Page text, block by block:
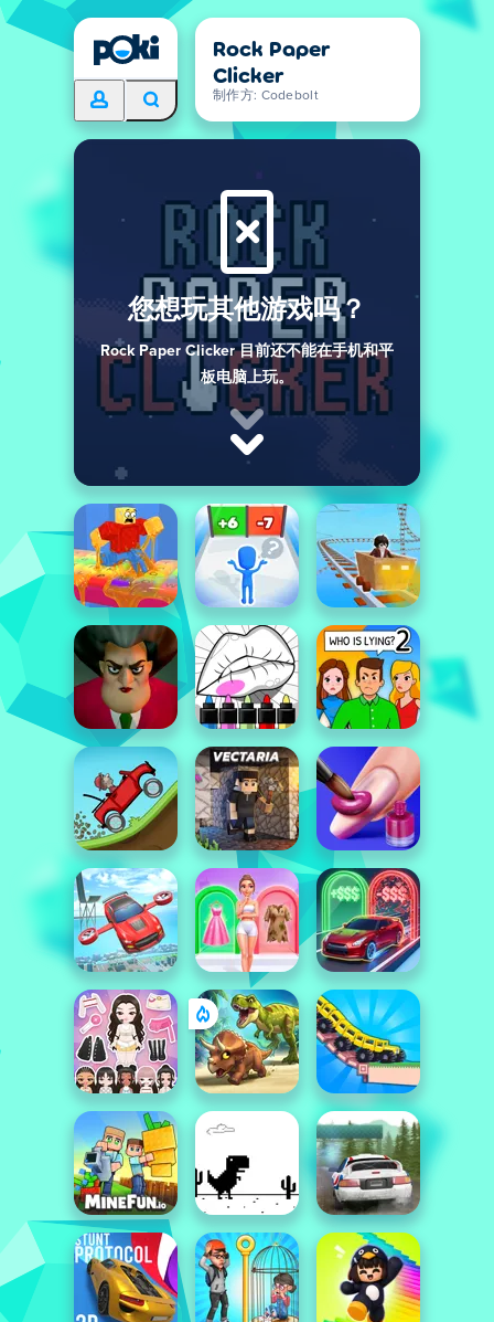
Rock Paper
Clicker
制作方: Codebolt
您想玩其他游戏吗？
Rock Paper Clicker 目前还不能在手机和平
板电脑上玩。